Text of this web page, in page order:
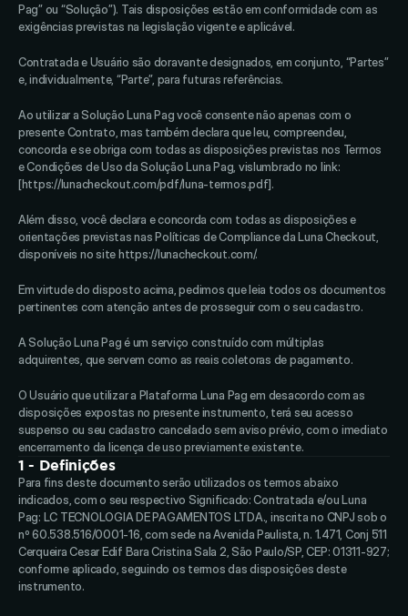
Pag” ou “Solução”). Tais disposições estão em conformidade com as
exigências previstas na legislação vigente e aplicável.
Contratada e Usuário são doravante designados, em conjunto, “Partes”
e, individualmente, “Parte”, para futuras referências.
Ao utilizar a Solução Luna Pag você consente não apenas com o
presente Contrato, mas também declara que leu, compreendeu,
concorda e se obriga com todas as disposições previstas nos Termos
e Condições de Uso da Solução Luna Pag, vislumbrado no link:
[https://lunacheckout.com/pdf/luna-termos.pdf].
Além disso, você declara e concorda com todas as disposições e
orientações previstas nas Políticas de Compliance da Luna Checkout,
disponíveis no site https://lunacheckout.com/.
Em virtude do disposto acima, pedimos que leia todos os documentos
pertinentes com atenção antes de prosseguir com o seu cadastro.
A Solução Luna Pag é um serviço construído com múltiplas
adquirentes, que servem como as reais coletoras de pagamento.
O Usuário que utilizar a Plataforma Luna Pag em desacordo com as
disposições expostas no presente instrumento, terá seu acesso
suspenso ou seu cadastro cancelado sem aviso prévio, com o imediato
encerramento da licença de uso previamente existente.
1 - Definições
Para fins deste documento serão utilizados os termos abaixo
indicados, com o seu respectivo Significado: Contratada e/ou Luna
Pag: LC TECNOLOGIA DE PAGAMENTOS LTDA., inscrita no CNPJ sob o
nº 60.538.516/0001-16, com sede na Avenida Paulista, n. 1.471, Conj 511
Cerqueira Cesar Edif Bara Cristina Sala 2, São Paulo/SP, CEP: 01311-927;
conforme aplicado, seguindo os termos das disposições deste
instrumento.